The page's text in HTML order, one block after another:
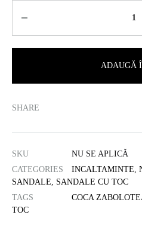
ADAUGĂ
SHARE
SKU
NU SE APLICĂ
CATEGORIES
INCALTAMINTE,
SANDALE, SANDALE CU TOC
TAGS
COCA
TOC